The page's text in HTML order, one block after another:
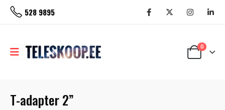
528 9895
0
T-adapter 2”